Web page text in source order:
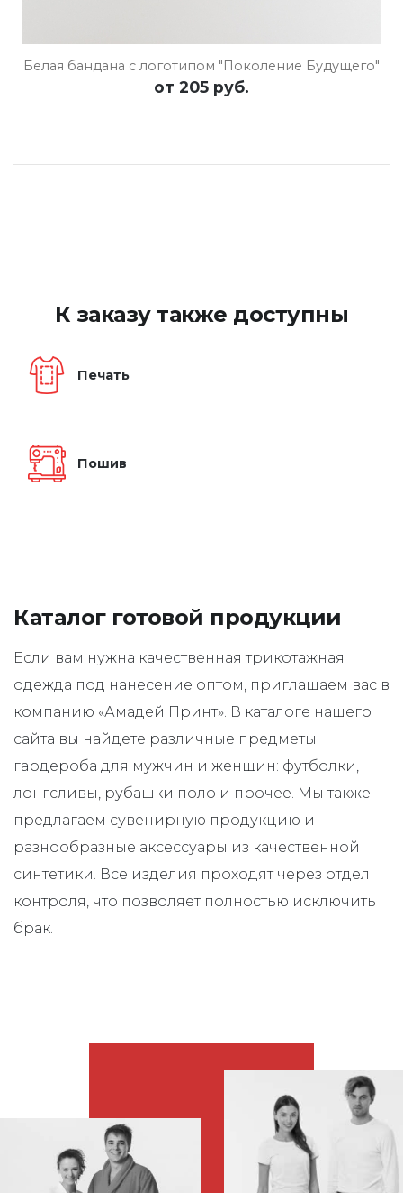
Белая бандана с логотипом "Поколение Будущего"
от 205 руб.
К заказу также доступны
Печать
Пошив
Каталог готовой продукции
Если вам нужна качественная трикотажная
одежда под нанесение оптом, приглашаем вас в
компанию «Амадей Принт». В каталоге нашего
сайта вы найдете различные предметы
гардероба для мужчин и женщин: футболки,
лонгсливы, рубашки поло и прочее. Мы также
предлагаем сувенирную продукцию и
разнообразные аксессуары из качественной
синтетики. Все изделия проходят через отдел
контроля, что позволяет полностью исключить
брак.